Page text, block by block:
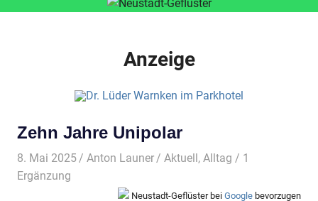
Anzeige
Zehn Jahre Unipolar
8. Mai 2025 Anton Launer Aktuell,Alltag / 1
Ergänzung
Neustadt-Geflüster bei Google bevorzugen